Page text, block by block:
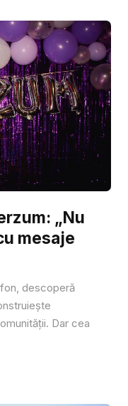
„Nu
mesaje
descoperă
Dar cea